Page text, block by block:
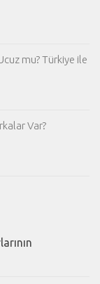
mu? Türkiye ile
Var?